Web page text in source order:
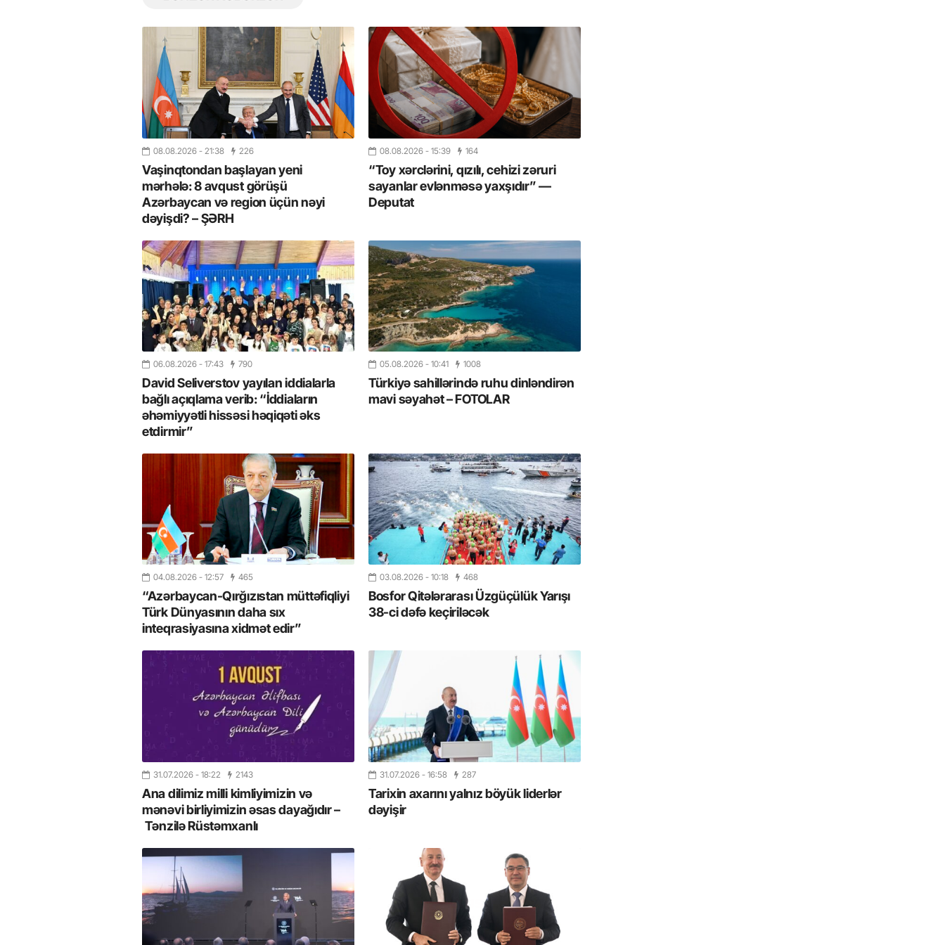
08.08.2026 - 21:38 226
Vaşinqtondan başlayan yeni
mərhələ: 8 avqust görüşü
Azərbaycan və region üçün nəyi
dəyişdi? – ŞƏRH
08.08.2026 - 15:39 164
“Toy xərclərini, qızılı, cehizi zəruri
sayanlar evlənməsə yaxşıdır” —
Deputat
06.08.2026 - 17:43 790
David Seliverstov yayılan iddialarla
bağlı açıqlama verib: “İddiaların
əhəmiyyətli hissəsi həqiqəti əks
etdirmir”
05.08.2026 - 10:41 1008
Türkiyə sahillərində ruhu dinləndirən
mavi səyahət – FOTOLAR
04.08.2026 - 12:57 465
“Azərbaycan-Qırğızıstan müttəfiqliyi
Türk Dünyasının daha sıx
inteqrasiyasına xidmət edir”
03.08.2026 - 10:18 468
Bosfor Qitələrarası Üzgüçülük Yarışı
38-ci dəfə keçiriləcək
31.07.2026 - 18:22 2143
Ana dilimiz milli kimliyimizin və
mənəvi birliyimizin əsas dayağıdır –
Tənzilə Rüstəmxanlı
31.07.2026 - 16:58 287
Tarixin axarını yalnız böyük liderlər
dəyişir